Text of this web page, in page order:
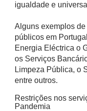
igualdade e
Alguns exemplos
públicos em
Energia Eléctrica o
os Serviços
Limpeza Pública, o
entre outros.
Restrições nos
Pandemia